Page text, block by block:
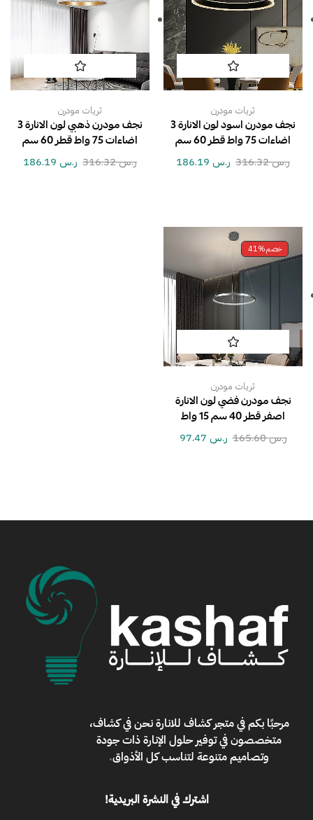
ثريات مودرن
نجف مودرن اسود لون الانارة 3
اضاءات 75 واط قطر 60 سم
ر.س316.32 ر.س
ثريات مودرن
نجف مودرن ذهبي لون الانارة 3
اضاءات 75 واط قطر 60 سم
ر.س316.32 ر.س
خصم41%
ثريات مودرن
نجف مودرن فضي لون الانارة
اصفر قطر 40 سم 15 واط
ر.س165.60 ر.س
مرحبًا بكم فيمتجر كشاف للانارةنحن في كشاف،
متخصصون في توفير حلول الإنارة ذات جودة
وتصاميم متنوعة لتناسب كل الأذواق.
اشترك في النشرة البريدية!